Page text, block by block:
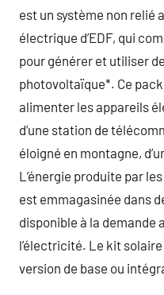
est un système non relié
électrique d’EDF, qui
pour générer et utiliser
photovoltaïque*. Ce
alimenter les appareils
d’une station de
éloigné en montagne,
L’énergie produite par
est emmagasinée dans
disponible à la demande
l’électricité. Le kit
version de base ou